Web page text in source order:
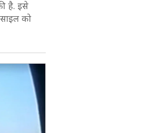
है. इसे
को